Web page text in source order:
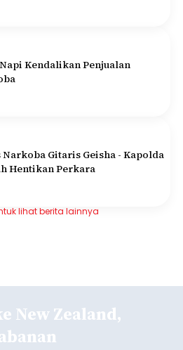
Kendalikan Penjualan
Narkoba Gitaris Geisha - Kapolda
Hentikan Perkara
lihat berita lainnya
New Zealand,